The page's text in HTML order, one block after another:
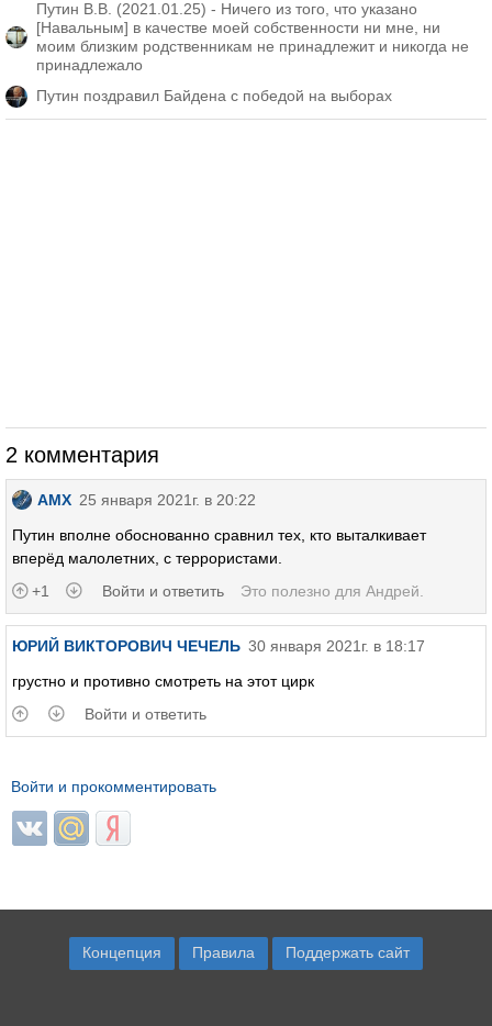
Путин В.В. (2021.01.25) - Ничего из того, что указано
[Навальным] в качестве моей собственности ни мне, ни
моим близким родственникам не принадлежит и никогда не
принадлежало
Путин поздравил Байдена с победой на выборах
2 комментария
AMX 25 января 2021г. в 20:22
Путин вполне обоснованно сравнил тех, кто выталкивает
вперёд малолетних, с террористами.
+1
Войти и ответить Это полезно для Андрей
ЮРИЙ ВИКТОРОВИЧ ЧЕЧЕЛЬ 30 января 2021г. в 18:17
грустно и противно смотреть на этот цирк
Войти и ответить
Войти и прокомментировать
Login with ВКонтакте
Login with Mail.ru
Login with Яндекс
Концепция Правила Поддержать сайт